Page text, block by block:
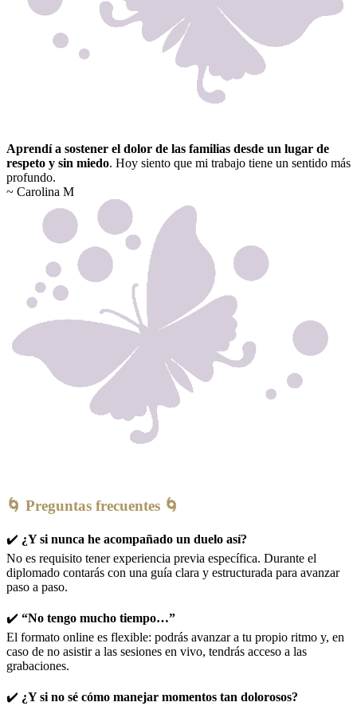
Aprendí a sostener el dolor de las familias desde un lugar de
respeto y sin miedo. Hoy siento que mi trabajo tiene un sentido más
profundo.
~ Carolina M
🌀 Preguntas frecuentes 🌀
✔️ ¿Y si nunca he acompañado un duelo así?
No es requisito tener experiencia previa específica. Durante el
diplomado contarás con una guía clara y estructurada para avanzar
paso a paso.
✔️ “No tengo mucho tiempo…”
El formato online es flexible: podrás avanzar a tu propio ritmo y, en
caso de no asistir a las sesiones en vivo, tendrás acceso a las
grabaciones.
✔️ ¿Y si no sé cómo manejar momentos tan dolorosos?